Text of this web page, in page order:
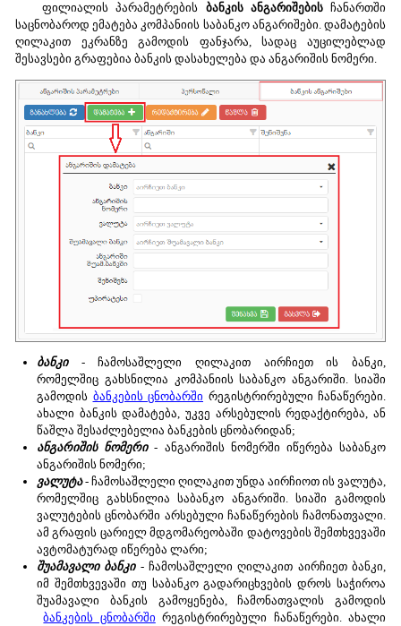
ფილიალის პარამეტრების ბანკის ანგარიშებისჩანართში
საცნობაროდ ემატება კომპანიის საბანკო ანგარიშები. დამატების
ღილაკით ეკრანზე გამოდის ფანჯარა, სადაც აუცილებლად
შესავსები გრაფებია ბანკის დასახელება და ანგარიშის ნომერი.
ბანკი- ჩამოსაშლელი ღილაკით აირჩიეთ ის ბანკი,
რომელშიც გახსნილია კომპანიის საბანკო ანგარიში. სიაში
გამოდის ბანკების ცნობარში რეგისტრირებული ჩანაწერები.
ახალი ბანკის დამატება, უკვე არსებულის რედაქტირება, ან
წაშლა შესაძლებელია ბანკების ცნობარიდან;
ანგარიშის ნომერი- ანგარიშის ნომერში იწერება საბანკო
ანგარიშის ნომერი;
ვალუტა- ჩამოსაშლელი ღილაკით უნდა აირჩიოთ ის ვალუტა,
რომელშიც გახსნილია საბანკო ანგარიში. სიაში გამოდის
ვალუტების ცნობარში არსებული ჩანაწერების ჩამონათვალი.
ამ გრაფის ცარიელ მდგომარეობაში დატოვების შემთხვევაში
ავტომატურად იწერება ლარი;
შუამავალი ბანკი- ჩამოსაშლელი ღილაკით აირჩიეთ ბანკი,
იმ შემთხვევაში თუ საბანკო გადარიცხვების დროს საჭიროა
შუამავალი ბანკის გამოყენება, ჩამონათვალის გამოდის
ბანკების ცნობარში რეგისტრირებული ჩანაწერები. ახალი